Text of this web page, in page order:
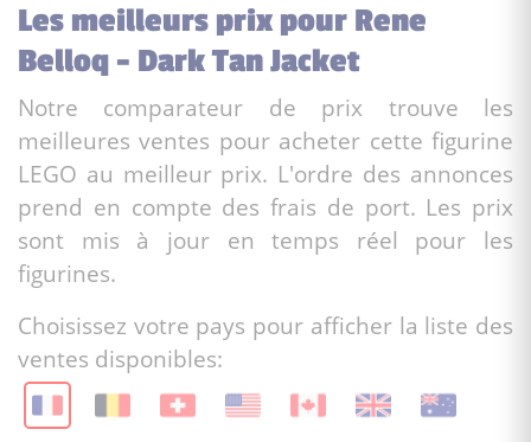
Les meilleurs prix pour Rene
Belloq - Dark Tan Jacket
Notre comparateur de prix trouve les
meilleures ventes pour acheter cette figurine
LEGO au meilleur prix. L'ordre des annonces
prend en compte des frais de port. Les prix
sont mis à jour en temps réel pour les
figurines.
Choisissez votre pays pour afficher la liste des
ventes disponibles: